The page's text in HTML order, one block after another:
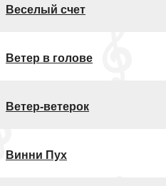
Веселый счет
Ветер в голове
Ветер-ветерок
Винни Пух